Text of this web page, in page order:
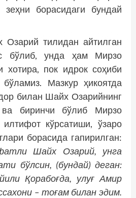
зеҳни борасидаги бундай
Озарий тилидан айтилган
бўлиб, унда ҳам Мирзо
хотира, пок идрок соҳиби
бўламиз. Мазкур ҳикоятда
билан Шайх Озарийнинг
ва биринчи бўлиб Мирзо
илтифот кўрсатиши, ўзаро
борасида гапирилган:
Шайх Озарий, унга
бўлсин, (бундай) деган:
Қорабоғда, улуғ Амир
– тоғам билан эдим.